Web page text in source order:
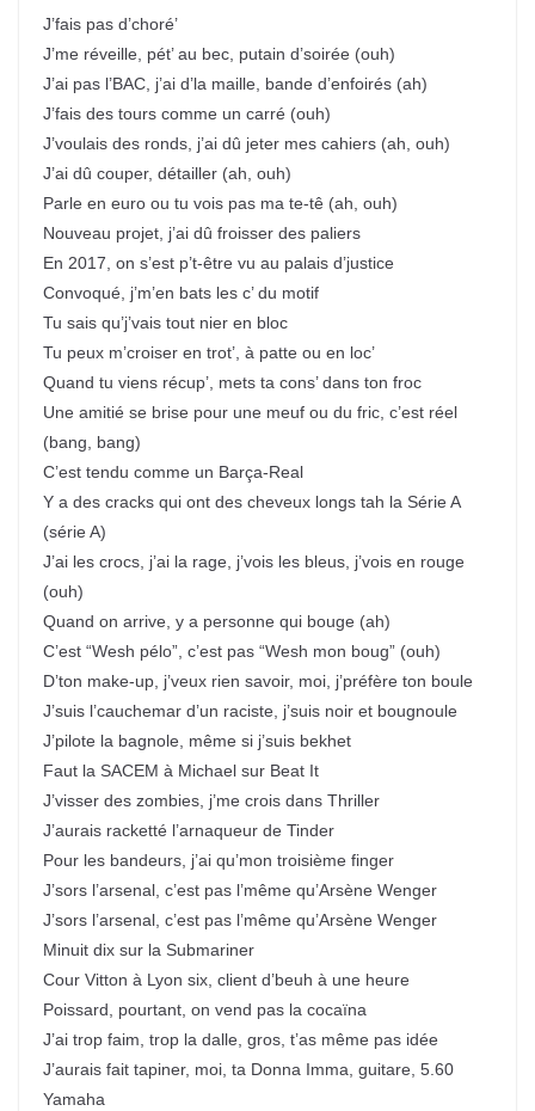
J’fais pas d’choré’
J’me réveille, pét’ au bec, putain d’soirée (ouh)
J’ai pas l’BAC, j’ai d’la maille, bande d’enfoirés (ah)
J’fais des tours comme un carré (ouh)
J’voulais des ronds, j’ai dû jeter mes cahiers (ah, ouh)
J’ai dû couper, détailler (ah, ouh)
Parle en euro ou tu vois pas ma te-tê (ah, ouh)
Nouveau projet, j’ai dû froisser des paliers
En 2017, on s’est p’t-être vu au palais d’justice
Convoqué, j’m’en bats les c’ du motif
Tu sais qu’j’vais tout nier en bloc
Tu peux m’croiser en trot’, à patte ou en loc’
Quand tu viens récup’, mets ta cons’ dans ton froc
Une amitié se brise pour une meuf ou du fric, c’est réel
(bang, bang)
C’est tendu comme un Barça-Real
Y a des cracks qui ont des cheveux longs tah la Série A
(série A)
J’ai les crocs, j’ai la rage, j’vois les bleus, j’vois en rouge
(ouh)
Quand on arrive, y a personne qui bouge (ah)
C’est “Wesh pélo”, c’est pas “Wesh mon boug” (ouh)
D’ton make-up, j’veux rien savoir, moi, j’préfère ton boule
J’suis l’cauchemar d’un raciste, j’suis noir et bougnoule
J’pilote la bagnole, même si j’suis bekhet
Faut la SACEM à Michael sur Beat It
J’visser des zombies, j’me crois dans Thriller
J’aurais racketté l’arnaqueur de Tinder
Pour les bandeurs, j’ai qu’mon troisième finger
J’sors l’arsenal, c’est pas l’même qu’Arsène Wenger
J’sors l’arsenal, c’est pas l’même qu’Arsène Wenger
Minuit dix sur la Submariner
Cour Vitton à Lyon six, client d’beuh à une heure
Poissard, pourtant, on vend pas la cocaïna
J’ai trop faim, trop la dalle, gros, t’as même pas idée
J’aurais fait tapiner, moi, ta Donna Imma, guitare, 5.60
Yamaha